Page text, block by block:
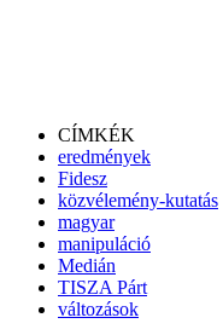
CÍMKÉK
eredmények
Fidesz
közvélemény-kutatás
magyar
manipuláció
Medián
TISZA Párt
változások